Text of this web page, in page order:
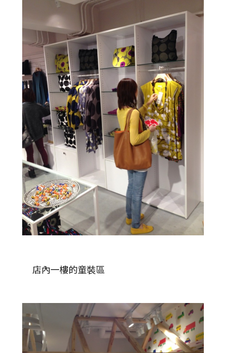
店內一樓的童裝區